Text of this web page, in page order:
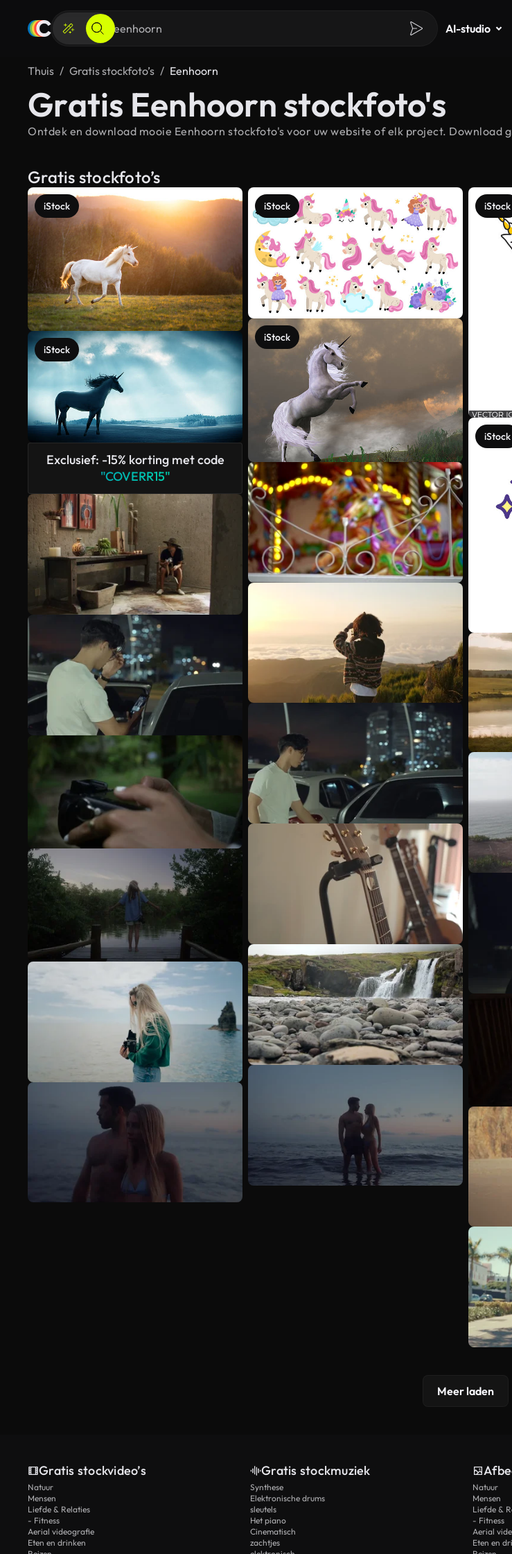
AI-studio
Thuis Gratis stockfoto’s Eenhoorn
Gratis Eenhoorn stockfoto's
Ontdek en download mooie Eenhoorn stockfoto's voor uw website of elk project.
Gratis stockfoto’s
iStock
iStock
Exclusief: -15% korting met code
"COVERR15"
iStock
iStock
iStock
iStock
Meer laden
Gratis stockvideo’s
Natuur
Mensen
Liefde & Relaties
- Fitness
Aerial videografie
Eten en drinken
Gratis stockmuziek
Synthese
Elektronische drums
sleutels
Het piano
Cinematisch
zachtjes
Natuur
Mensen
Liefde &
- Fitness
Aerial
Eten en